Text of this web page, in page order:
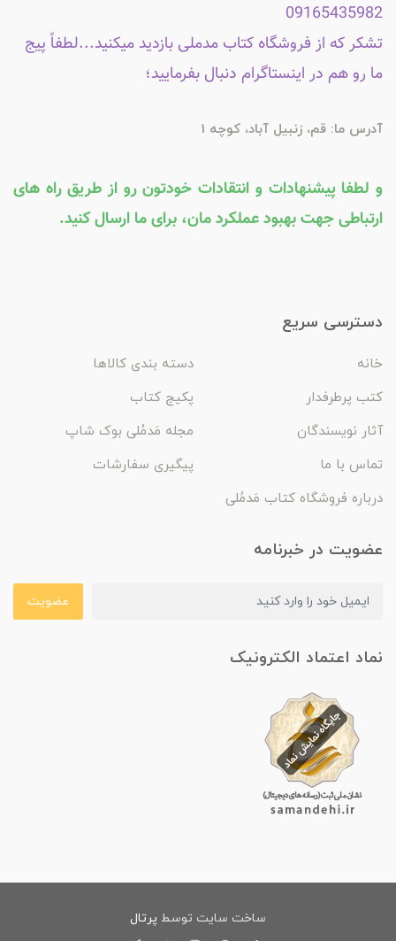
09165435982
تشکر که از فروشگاه کتاب مدملی بازدید میکنید...لطفاً پیج
ما رو هم در اینستاگرام دنبال بفرمایید؛
آدرس ما: قم، زنبیل آباد، کوچه 1
و لطفا پیشنهادات و انتقادات خودتون رو از طریق راه های
ارتباطی جهت بهبود عملکرد مان، برای ما ارسال کنید.
دسترسی سریع
خانه
دسته بندی کالاها
کتب پرطرفدار
پکیج کتاب
آثار نویسندگان
مجله مَدمُلی بوک شاپ
تماس با ما
پیگیری سفارشات
درباره فروشگاه کتاب مَدمُلی
عضویت در خبرنامه
عضویت
نماد اعتماد الکترونیک
ساخت سایت توسط پرتال